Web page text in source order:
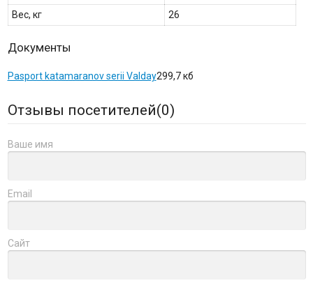
Вес, кг
26
Документы
Pasport katamaranov serii Valday299,7 кб
Отзывы посетителей(0)
Ваше имя
Email
Сайт